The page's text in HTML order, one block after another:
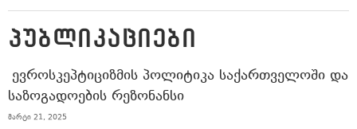
ᲞᲣᲑᲚᲘᲙᲐᲪᲘᲔᲑᲘ
ᲔᲕᲠᲝᲡᲙᲔᲞᲢᲘᲪᲘᲖᲛᲘᲡ ᲞᲝᲚᲘᲢᲘᲙᲐ ᲡᲐᲥᲐᲠᲗᲕᲔᲚᲝᲨᲘ ᲓᲐ
ᲡᲐᲖᲝᲒᲐᲓᲝᲔᲑᲘᲡ ᲠᲔᲖᲝᲜᲐᲜᲡᲘ
მარტი 21, 2025